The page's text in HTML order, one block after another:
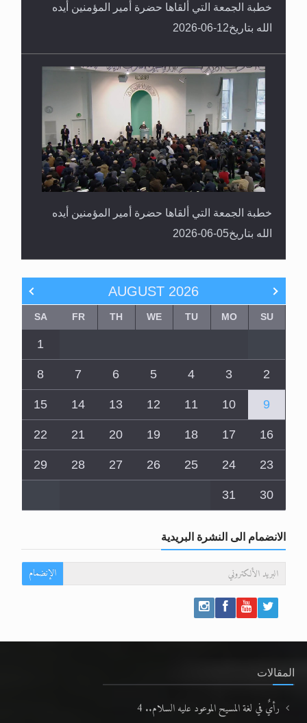
خطبة الجمعة التي ألقاها حضرة أمير المؤمنين أيده
الله بتاريخ12-06-2026
خطبة الجمعة التي ألقاها حضرة أمير المؤمنين أيده
الله بتاريخ05-06-2026
AUGUST 2026
SU
MO
TU
WE
TH
FR
SA
1
2
3
4
5
6
7
8
9
10
11
12
13
14
15
16
17
18
19
20
21
22
23
24
25
26
27
28
29
30
31
الانضمام الى النشرة البريدية
الإنضمام
المقالات
رأيٌ في لغة المسيح الموعود عليه السلام.. 4